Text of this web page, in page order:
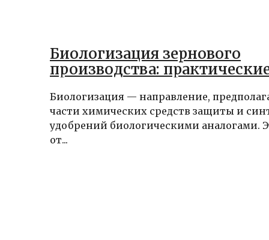
Биологизация зернового
производства:
Биологизация — направление,
части химических средств защиты и
удобрений биологическими аналогами.
от...